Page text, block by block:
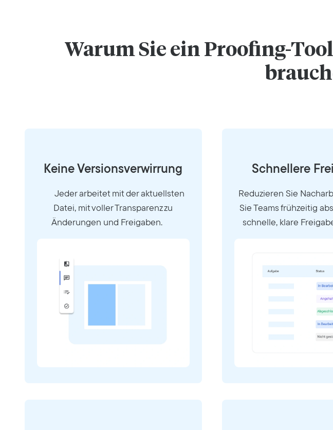
Warum Sie ein Proofing-
Keine Versionsverwirrung
Jeder arbeitet mit der aktuellsten
Datei, mit voller Transparenz zu
Änderungen und Freigaben.
Schnellere
Reduzieren Sie
Sie Teams frühzeitig
schnelle, klare